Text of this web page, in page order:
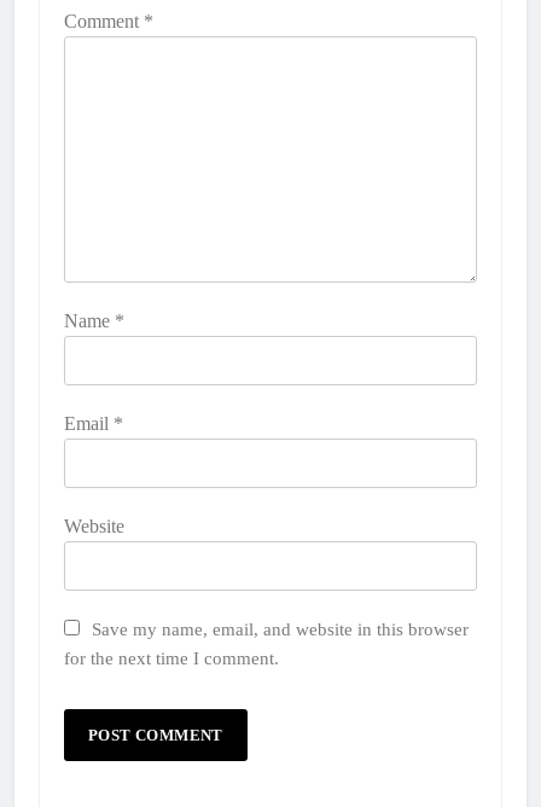
Comment *
Name *
Email *
Website
Save my name, email, and website in this browser
for the next time I comment.